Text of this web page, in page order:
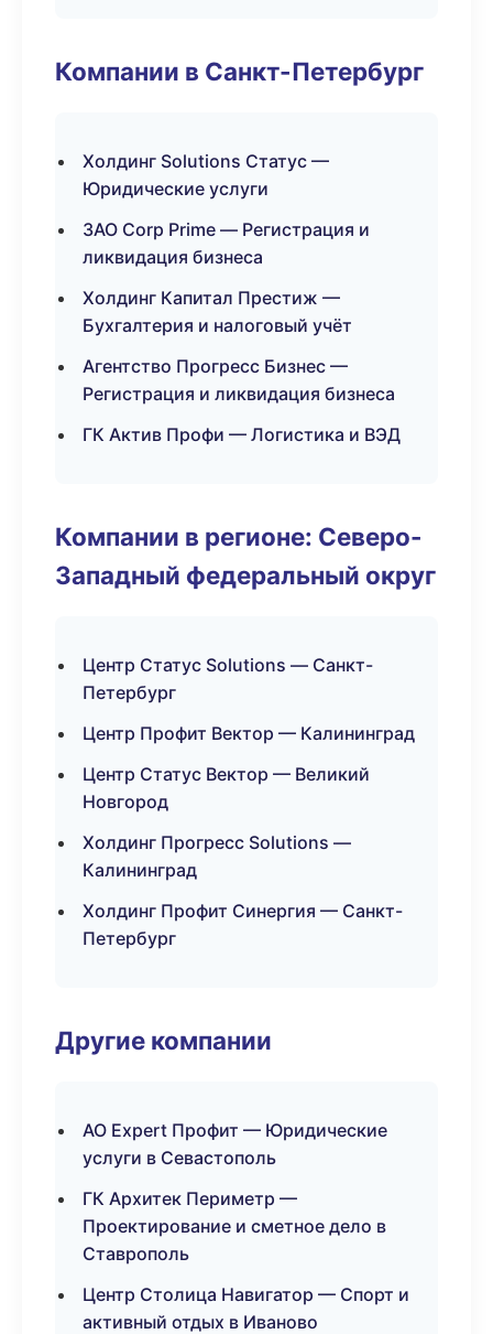
Компании в Санкт-Петербург
Холдинг Solutions Статус —
Юридические услуги
ЗАО Corp Prime — Регистрация и
ликвидация бизнеса
Холдинг Капитал Престиж —
Бухгалтерия и налоговый учёт
Агентство Прогресс Бизнес —
Регистрация и ликвидация бизнеса
ГК Актив Профи — Логистика и ВЭД
Компании в регионе: Северо-
Западный федеральный округ
Центр Статус Solutions — Санкт-
Петербург
Центр Профит Вектор — Калининград
Центр Статус Вектор — Великий
Новгород
Холдинг Прогресс Solutions —
Калининград
Холдинг Профит Синергия — Санкт-
Петербург
Другие компании
АО Expert Профит — Юридические
услуги в Севастополь
ГК Архитек Периметр —
Проектирование и сметное дело в
Ставрополь
Центр Столица Навигатор — Спорт и
активный отдых в Иваново